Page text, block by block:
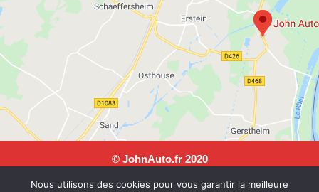
© JohnAuto.fr 2020
Nous utilisons des cookies pour vous garantir la meilleure